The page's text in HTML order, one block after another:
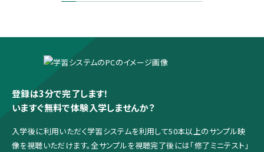
登録は3分で完了します！
いますぐ無料で体験入学しませんか？
入学後に利用いただく学習システムを利用して50本以上のサンプル映
像を視聴いただけます。全サンプルを視聴完了後には「修了ミニテスト」